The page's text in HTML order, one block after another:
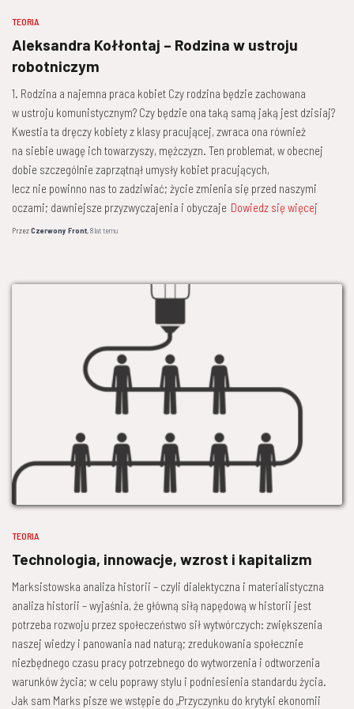
TEORIA
Aleksandra Kołłontaj – Rodzina w ustroju
robotniczym
1. Rodzina a najemna praca kobiet Czy rodzina będzie zachowana
w ustroju komunistycznym? Czy będzie ona taką samą jaką jest dzisiaj?
Kwestia ta dręczy kobiety z klasy pracującej, zwraca ona również
na siebie uwagę ich towarzyszy, mężczyzn. Ten problemat, w obecnej
dobie szczególnie zaprzątnął umysły kobiet pracujących,
lecz nie powinno nas to zadziwiać; życie zmienia się przed naszymi
oczami; dawniejsze przyzwyczajenia i obyczaje Dowiedz się więcej
PrzezCzerwony Front,8 lattemu
TEORIA
Technologia, innowacje, wzrost i kapitalizm
Marksistowska analiza historii – czyli dialektyczna i materialistyczna
analiza historii – wyjaśnia, że główną siłą napędową w historii jest
potrzeba rozwoju przez społeczeństwo sił wytwórczych: zwiększenia
naszej wiedzy i panowania nad naturą; zredukowania społecznie
niezbędnego czasu pracy potrzebnego do wytworzenia i odtworzenia
warunków życia; w celu poprawy stylu i podniesienia standardu życia.
Jak sam Marks pisze we wstępie do „Przyczynku do krytyki ekonomii